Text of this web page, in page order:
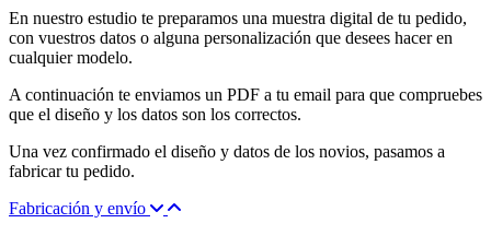
En nuestro estudio te preparamos una muestra digital de tu pedido,
con vuestros datos o alguna personalización que desees hacer en
cualquier modelo.
A continuación te enviamos un PDF a tu email para que compruebes
que el diseño y los datos son los correctos.
Una vez confirmado el diseño y datos de los novios, pasamos a
fabricar tu pedido.
Fabricación y envío